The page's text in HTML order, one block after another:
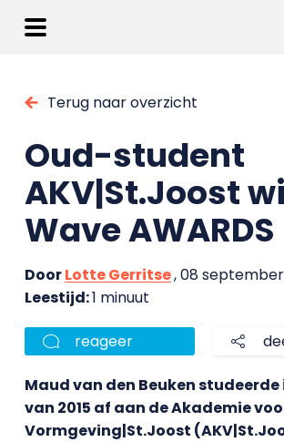
Terug naar overzicht
Oud-student
AKV|St.Joost
Wave AWARDS
DoorLotte Gerritse, 08 september
Leestijd:1 minuut
reageer
Maud van den Beuken studeerde
van 2015 af aan de Akademie
Vormgeving|St.Joost